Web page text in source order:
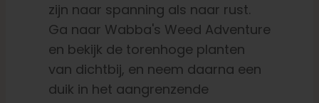
zijn naar spanning als naar rust.
Ga naar Wabba's Weed Adventure
en bekijk de torenhoge planten
van dichtbij, en neem daarna een
duik in het aangrenzende